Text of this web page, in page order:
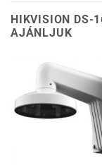
HIKVISION DS-
AJÁNLJUK